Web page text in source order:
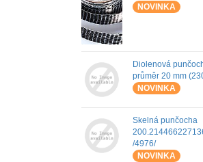
NOVINKA
Diolenová
průměr 20 mm
NOVINKA
Skelná punčocha
/4976/
NOVINKA